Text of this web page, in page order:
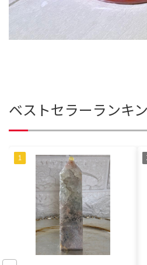
ベストセラーランキ